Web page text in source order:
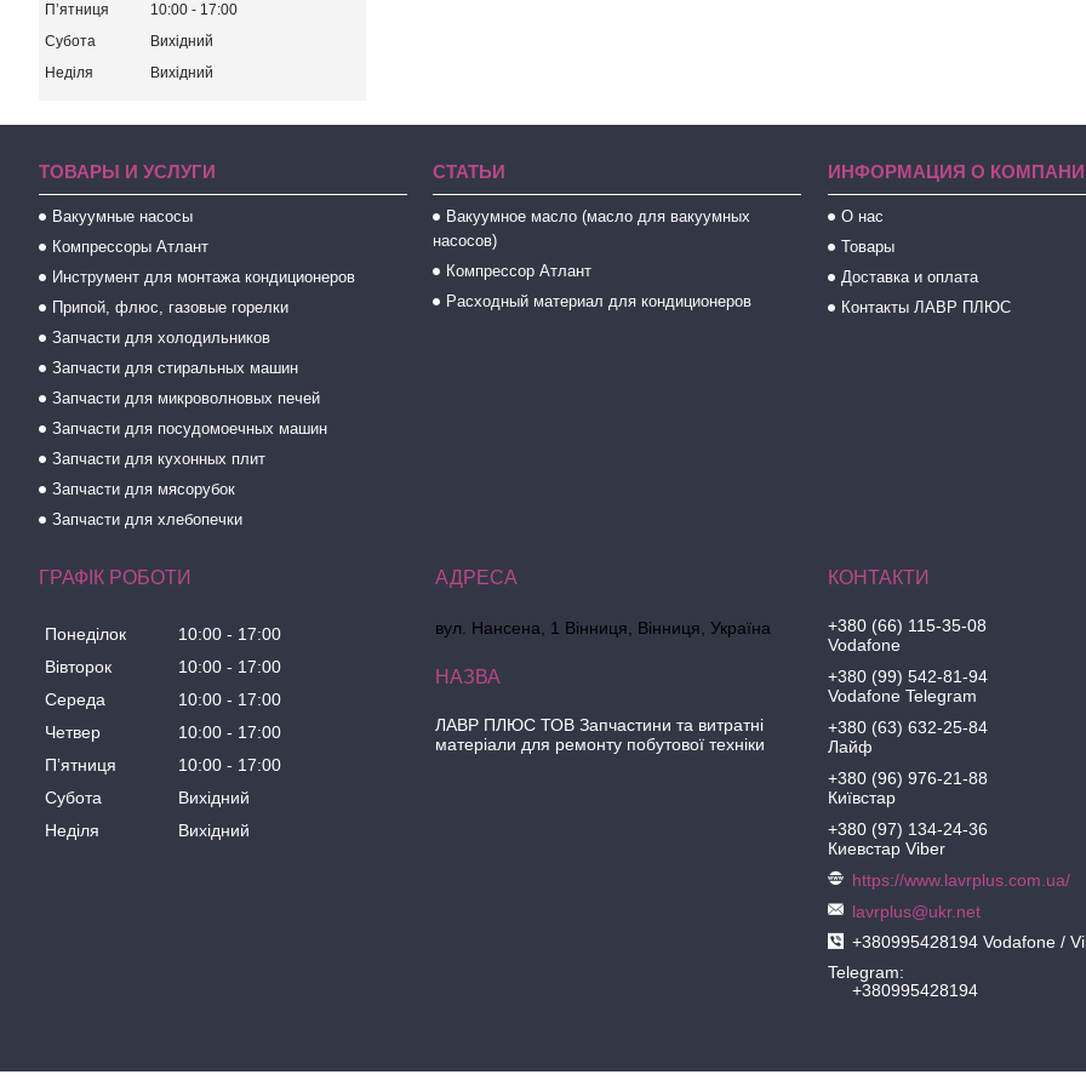
Пʼятниця 10:00
17:00
Субота
Вихідний
Неділя
Вихідний
ТОВАРЫ И УСЛУГИ
Вакуумные насосы
Компрессоры Атлант
Инструмент для монтажа кондиционеров
Припой, флюс, газовые горелки
Запчасти для холодильников
Запчасти для стиральных машин
Запчасти для микроволновых печей
Запчасти для посудомоечных машин
Запчасти для кухонных плит
Запчасти для мясорубок
Запчасти для хлебопечки
СТАТЬИ
Вакуумное масло (масло для вакуумных
насосов)
Компрессор Атлант
Расходный материал для кондиционеров
ИНФОРМАЦИЯ О
О нас
Товары
Доставка и оплата
Контакты ЛАВР ПЛЮС
ГРАФІК РОБОТИ
Понеділок 10:00
17:00
Вівторок
10:00
17:00
Середа
10:00
17:00
Четвер
10:00
17:00
Пʼятниця
10:00
17:00
Субота
Вихідний
Неділя
Вихідний
вул. Нансена, 1 Вінниця, Вінниця, Україна
ЛАВР ПЛЮС ТОВ Запчастини та витратні
матеріали для ремонту побутової техніки
+380 (66) 115-35-08
Vodafone
+380 (99) 542-81-94
Vodafone Telegram
+380 (63) 632-25-84
Лайф
+380 (96) 976-21-88
Київстар
+380 (97) 134-24-36
Киевстар Viber
https://www.lavrplus.com.ua/
lavrplus@ukr.net
+380995428194 Vodafone /
Telegram
+380995428194